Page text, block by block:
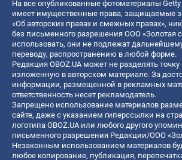
На все опубликованные фотоматериалы
имеет имущественные права, защищаемые
«Об авторских правах и смежных правах»,
без письменного разрешения ООО «Золотая
использовать, они не подлежат
переводу, распространению в любой форме.
Редакция OBOZ.UA может не разделять точку
изложенную в авторском материале. За
информации, размещенной в рекламных
ответственность несет рекламодатель.
Запрещено использование материалов
сайте, даже с указанием гиперссылки на
логотипа OBOZ.UA или любого другого
письменного разрешения Редакции/ООО
Незаконным использованием материалов
любое копирование, публикация,